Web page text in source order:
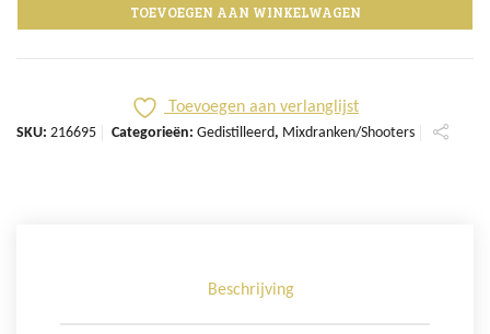
TOEVOEGEN AAN WINKELWAGEN
Toevoegen aan verlanglijst
SKU: 216695 Categorieën: Gedistilleerd, Mixdranken/Shooters
Beschrijving